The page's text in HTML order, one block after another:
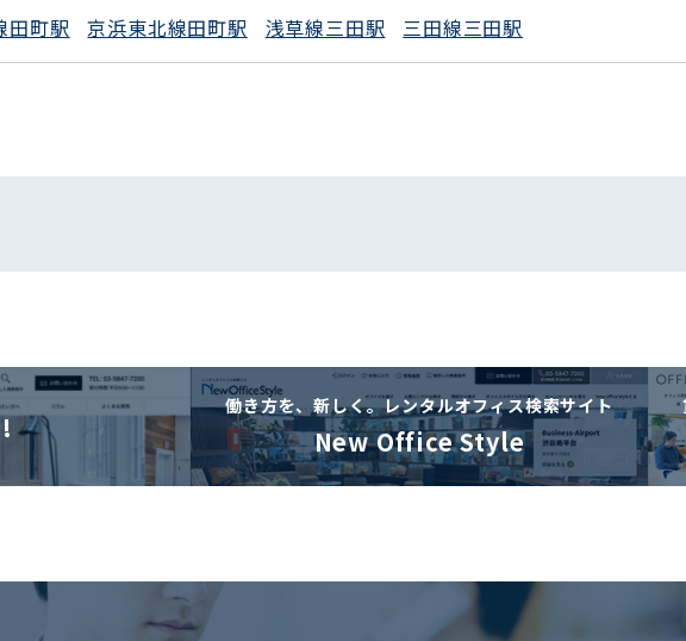
田町駅 京浜東北線田町駅 浅草線三田駅 三田線三田駅
働き方を、新しく。レンタルオフィス検索サイト
New Office Style